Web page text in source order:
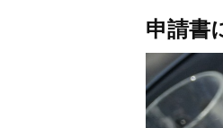
申請書